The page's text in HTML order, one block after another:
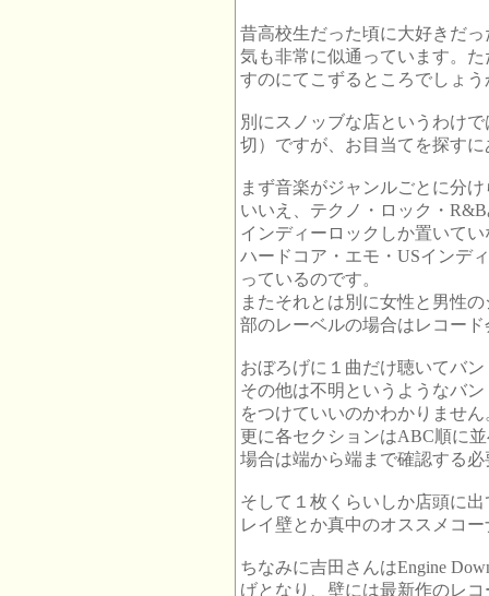
昔高校生だった頃に大好きだ
気も非常に似通っています。
すのにてこずるところでしょう
別にスノッブな店というわけ
切）ですが、お目当てを探す
まず音楽がジャンルごとに分
いいえ、テクノ・ロック・
インディーロックしか置いて
ハードコア・エモ・USインデ
っているのです。
またそれとは別に女性と男性
部のレーベルの場合はレコー
おぼろげに１曲だけ聴いてバ
その他は不明というようなバ
をつけていいのかわかりません
更に各セクションはABC順に
場合は端から端まで確認する
そして１枚くらいしか店頭に
レイ壁とか真中のオススメコ
ちなみに吉田さんはEngine
げとなり、壁には最新作のレ